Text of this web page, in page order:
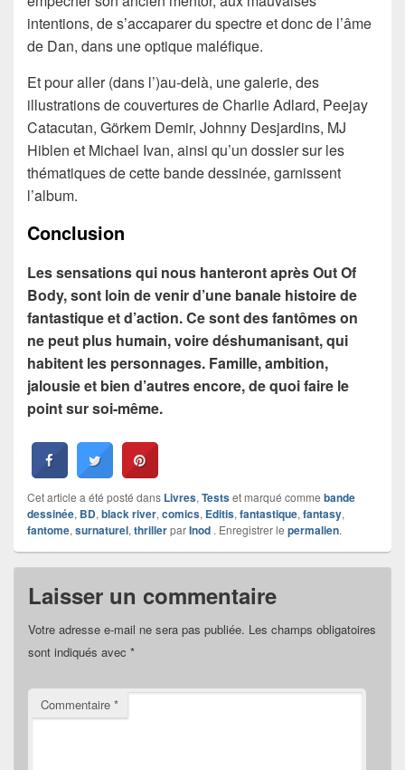
intentions, de s’accaparer du spectre et donc de l’âme
de Dan, dans une optique maléfique.
Et pour aller (dans l’)au-delà, une galerie, des
illustrations de couvertures de Charlie Adlard, Peejay
Catacutan, Görkem Demir, Johnny Desjardins, MJ
Hiblen et Michael Ivan, ainsi qu’un dossier sur les
thématiques de cette bande dessinée, garnissent
l’album.
Conclusion
Les sensations qui nous hanteront après Out Of
Body, sont loin de venir d’une banale histoire de
fantastique et d’action. Ce sont des fantômes on
ne peut plus humain, voire déshumanisant, qui
habitent les personnages. Famille, ambition,
jalousie et bien d’autres encore, de quoi faire le
point sur soi-même.
Cet article a été posté dans Livres, Testset marqué comme bande
dessinée, BD, black river, comics, Editis, fantastique, fantasy,
fantome, surnaturel, thrillerparInod . Enregistrer le permalien.
Laisser un commentaire
Votre adresse e-mail ne sera pas publiée. Les champs obligatoires
sont indiqués avec *
Commentaire *